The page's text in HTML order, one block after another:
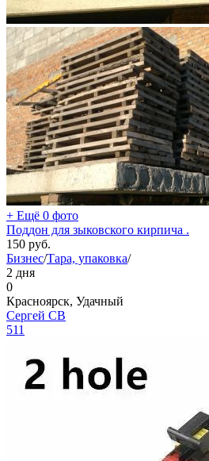
+ Ещё 0 фото
Поддон для зыковского кирпича .
150 руб.
Бизнес/Тара, упаковка/
2 дня
0
Красноярск, Удачный
Сергей СВ
511